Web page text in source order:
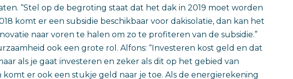
“Stel op de begroting staat dat het dak in 2019 moet worden
komt er een subsidie beschikbaar voor dakisolatie, dan kan het
naar voren te halen om zo te profiteren van de subsidie.”
ook een grote rol. Alfons: “Investeren kost geld en dat
als je gaat investeren en zeker als dit op het gebied van
komt er ook een stukje geld naar je toe. Als de energierekening